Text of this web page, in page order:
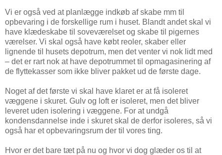
Vi er også ved at planlægge indkøb af skabe mm til
opbevaring i de forskellige rum i huset. Blandt andet skal vi
have klædeskabe til soveværelset og skabe til pigernes
værelser. Vi skal også have købt reoler, skaber eller
lignende til husets depotrum, men det venter vi nok lidt med
– det er rart nok at have depotrummet til opmagasinering af
de flyttekasser som ikke bliver pakket ud de første dage.
Noget af det første vi skal have klaret er at få isoleret
væggene i skuret. Gulv og loft er isoleret, men det bliver
leveret uden isolering i væggene. For at undgå
kondensdannelse inde i skuret skal de derfor isoleres, så vi
også har et opbevaringsrum der til vores ting.
Hvor er det bare tæt på nu og hvor vi dog glæder os til at